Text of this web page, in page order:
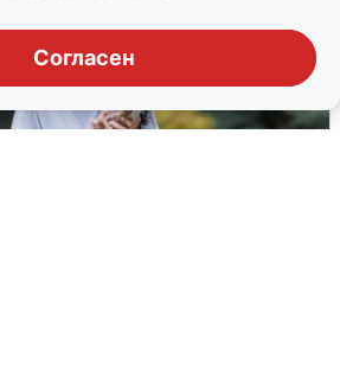
Согласен